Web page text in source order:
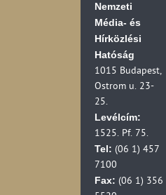
Nemzeti
Média- és
Hírközlési
Hatóság
1015 Budapest,
Ostrom u. 23-
25.
Levélcím:
1525. Pf. 75.
Tel: (06 1) 457
7100
Fax: (06 1) 356